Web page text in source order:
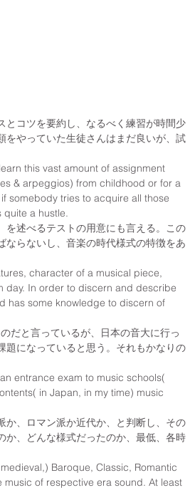
とコツを要約し、なるべく練習が時間少
をやっていた生徒さんはまだ良いが、試
this vast amount of assignment
& arpeggios) from childhood or for a
somebody tries to acquire all those
a hustle.
を述べるテストの用意にも言える。この
らないし、音楽の時代様式の特徴をあ
character of a musical piece,
day. In order to discern and describe
has some knowledge to discern of
だと言っているが、日本の音大に行っ
題になっていると思う。それもかなりの
entrance exam to music schools(
in Japan, in my time) music
か、ロマン派か近代か、と判断し、その
か、どんな様式だったのか、最低、各時
Baroque, Classic, Romantic
of respective era sound. At least